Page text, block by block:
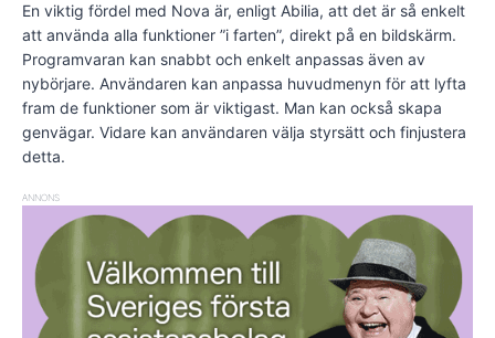
En viktig fördel med Nova är, enligt Abilia, att det är så enkelt
att använda alla funktioner ”i farten”, direkt på en bildskärm.
Programvaran kan snabbt och enkelt anpassas även av
nybörjare. Användaren kan anpassa huvudmenyn för att lyfta
fram de funktioner som är viktigast. Man kan också skapa
genvägar. Vidare kan användaren välja styrsätt och finjustera
detta.
ANNONS